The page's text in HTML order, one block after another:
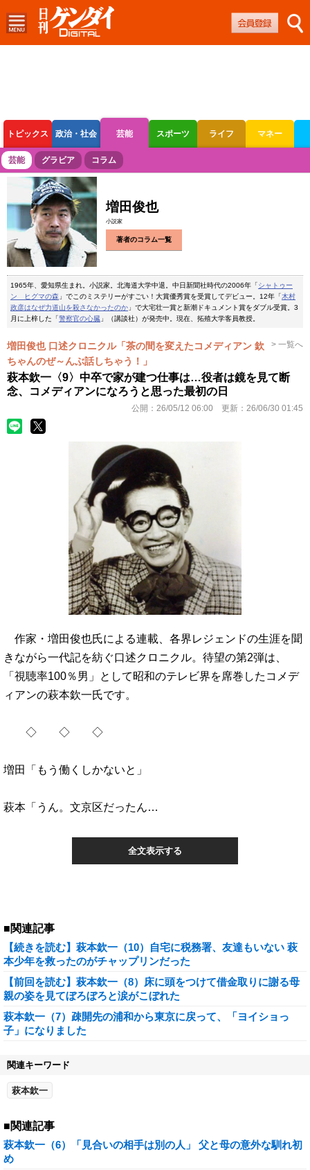
トピックス 政治・社会 芸能 スポーツ ライフ マネー
ボートレース 競輪 オートレース
芸能 グラビア コラム
増田俊也
小説家
著者のコラム一覧
1965年、愛知県生まれ。小説家。北海道大学中退。中日新聞社時代の2006年「シャトゥー
ン ヒグマの森 」でこのミステリーがすごい！大賞優秀賞を受賞してデビュー。12年「木村
政彦はなぜ力道山を殺さなかったのか 」で大宅壮一賞と新潮ドキュメント賞をダブル受賞。3
月に上梓した「警察官の心臓 」（講談社）が発売中。現在、拓殖大学客員教授。
増田俊也 口述クロニクル「茶の間を変えたコメディアン 欽
ちゃんのぜ～んぶ話しちゃう！」
> 一覧へ
萩本欽一〈9〉中卒で家が建つ仕事は…役者は鏡を見て断
念、コメディアンになろうと思った最初の日
公開： 26/05/12 06:00 更新： 26/06/30 01:45
作家・増田俊也氏による連載、各界レジェンドの生涯を聞
きながら一代記を紡ぐ口述クロニクル。待望の第2弾は、
「視聴率100％男」として昭和のテレビ界を席巻したコメデ
ィアンの萩本欽一氏です。
◇ ◇ ◇
増田「もう働くしかないと」
萩本「うん。文京区だったん…
全文表示する
■関連記事
【続きを読む】萩本欽一（10）自宅に税務署、友達もいない 萩
本少年を救ったのがチャップリンだった
【前回を読む】萩本欽一（8）床に頭をつけて借金取りに謝る母
親の姿を見てぼろぼろと涙がこぼれた
萩本欽一（7）疎開先の浦和から東京に戻って、「ヨイショっ
子」になりました
関連キーワード
萩本欽一
■関連記事
萩本欽一（6）「見合いの相手は別の人」 父と母の意外な馴れ初
め